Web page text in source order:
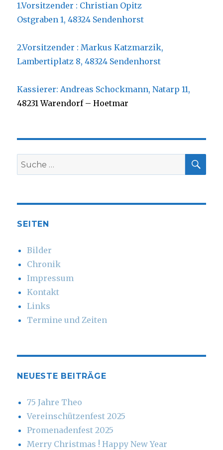
1.Vorsitzender : Christian Opitz
Ostgraben 1, 48324 Sendenhorst
2.Vorsitzender : Markus Katzmarzik,
Lambertiplatz 8, 48324 Sendenhorst
Kassierer: Andreas Schockmann, Natarp 11,
48231 Warendorf – Hoetmar
Suche
nach:
SEITEN
Bilder
Chronik
Impressum
Kontakt
Links
Termine und Zeiten
NEUESTE BEITRÄGE
75 Jahre Theo
Vereinschützenfest 2025
Promenadenfest 2025
Merry Christmas ! Happy New Year